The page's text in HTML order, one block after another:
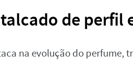
de perfil
na evolução do perfume,